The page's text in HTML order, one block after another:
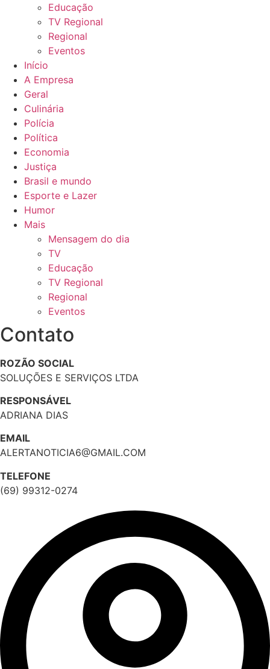
Educação
TV Regional
Regional
Eventos
Início
A Empresa
Geral
Culinária
Polícia
Política
Economia
Justiça
Brasil e mundo
Esporte e Lazer
Humor
Mais
Mensagem do dia
TV
Educação
TV Regional
Regional
Eventos
Contato
ROZÃO SOCIAL
SOLUÇÕES E SERVIÇOS LTDA
RESPONSÁVEL
ADRIANA DIAS
EMAIL
ALERTANOTICIA6@GMAIL.COM
TELEFONE
(69) 99312-0274